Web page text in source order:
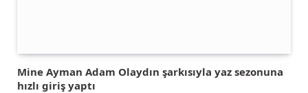
Mine Ayman Adam Olaydın şarkısıyla yaz sezonuna
hızlı giriş yaptı